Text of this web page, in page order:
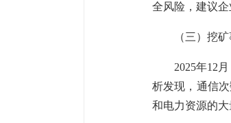
全风险，建议
（三）挖
2025年12
析发现，通信
和电力资源的